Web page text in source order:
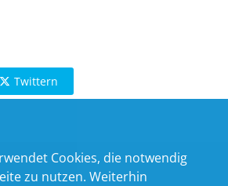
Twittern
Cookies, die notwendig
zu nutzen. Weiterhin